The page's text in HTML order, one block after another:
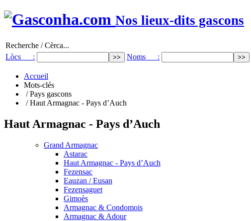
Nos lieux-dits gascons
Recherche / Cèrca...
Lòcs :
Noms :
Accueil
Mots-clés
/ Pays gascons
/ Haut Armagnac - Pays d’Auch
Haut Armagnac - Pays d’Auch
Grand Armagnac
Astarac
Haut Armagnac - Pays d’Auch
Fezensac
Eauzan / Eusan
Fezensaguet
Gimoès
Armagnac & Condomois
Armagnac & Adour